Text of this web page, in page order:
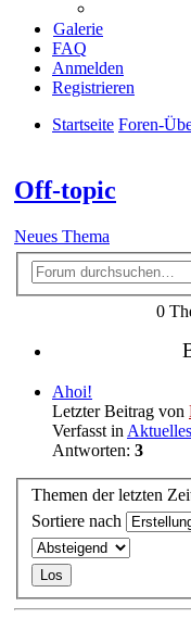
Galerie
FAQ
Anmelden
Registrieren
Startseite Foren-
Off-topic
Neues Thema
0
Ahoi!
Letzter Beitrag von
Verfasst in Aktuelles
Antworten: 3
Themen der letzten
Sortiere nach